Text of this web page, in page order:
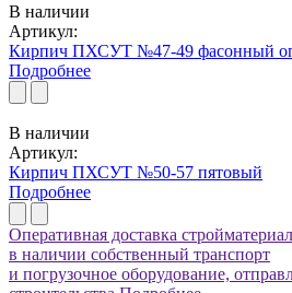
В наличии
Артикул:
Кирпич ПХСУТ №47-49 фасонный
Подробнее
В наличии
Артикул:
Кирпич ПХСУТ №50-57 пятовый
Подробнее
Оперативная доставка
в наличии собственный транспорт
и погрузочное оборудование,